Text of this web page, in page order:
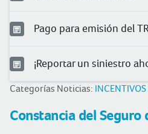
Pago para emisión del
¡Reportar un siniestro
Categorías Noticias: INCENTIVOS
Constancia del Seguro